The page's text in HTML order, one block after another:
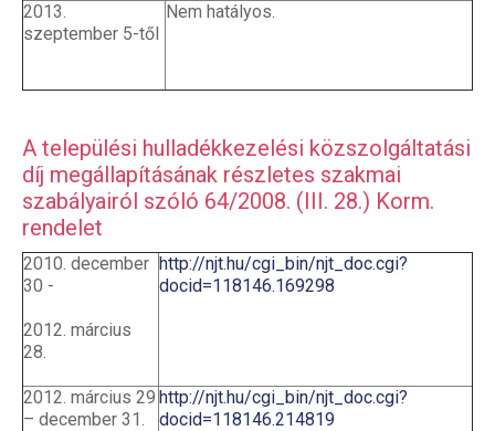
2013.
szeptember 5-től
Nem hatályos.
A települési hulladékkezelési közszolgáltatási
díj megállapításának részletes szakmai
szabályairól szóló 64/2008. (III. 28.) Korm.
rendelet
2010. december
30 -
2012. március
28.
http://njt.hu/cgi_bin/njt_doc.cgi?
docid=118146.169298
2012. március 29
– december 31.
http://njt.hu/cgi_bin/njt_doc.cgi?
docid=118146.214819